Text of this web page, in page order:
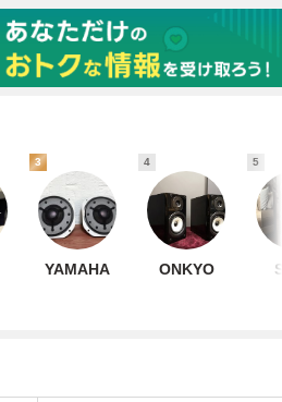
3
YAMAHA
4
ONKYO
5